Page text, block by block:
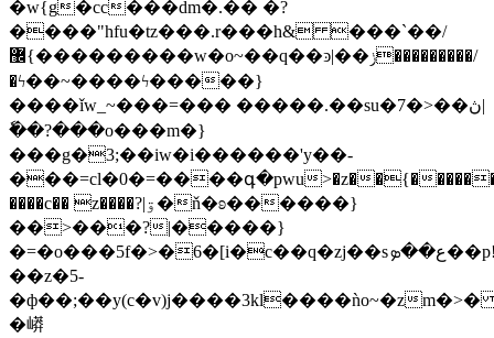
�w{g�cc���dm�.�� �?
����"hfu�tz���.r���h& ���`��/
޼{���������w�o~��q��ͽ|��ݫ���������/
�ϟ��~����ϟ�����}
����ǐw_~���=��� �����.��su�7�>��ڽ|
�ٗ�?���o���m�}
���g�3;��iw�i������'y��-
���=cl�0�=����գ�pwu>�z��{�
����c�� z����?|ۊ�ň�ʚ������}
��>���?|�����}
�=�o���5f�>�6�[i�c��q�zj��sع��ܤ��p!
��z�5-
�ф��;��y(c�v)j����3kl����ǹo~�z
�㟿